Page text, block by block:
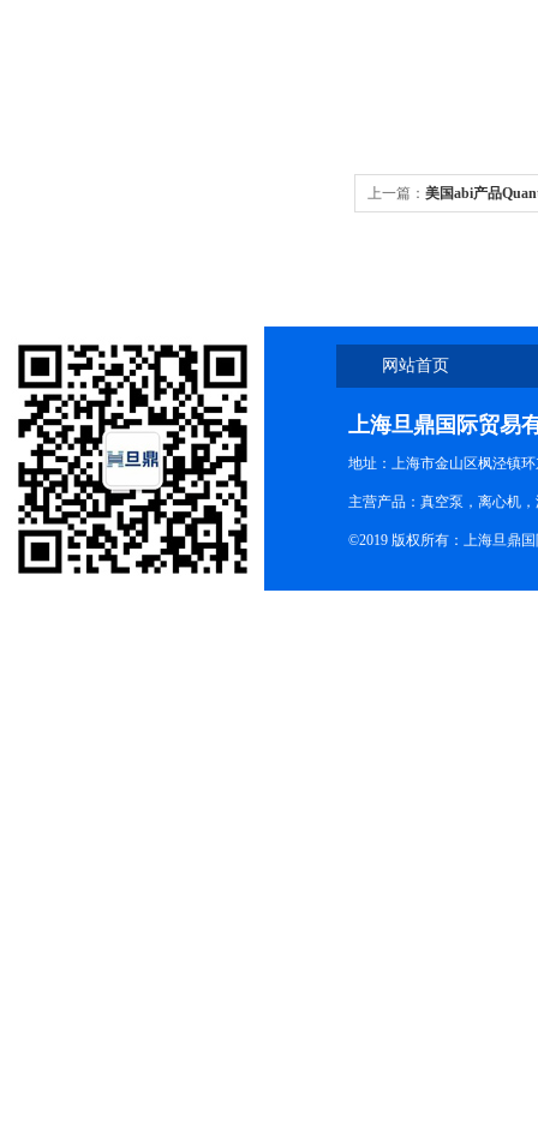
上一篇： 美国abi产品
网站首页
上海旦鼎国际贸易
地址：上海市金山区枫泾镇
主营产品：真空泵，离心机
©2019 版权所有：上海旦鼎